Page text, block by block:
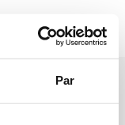
Par
RU